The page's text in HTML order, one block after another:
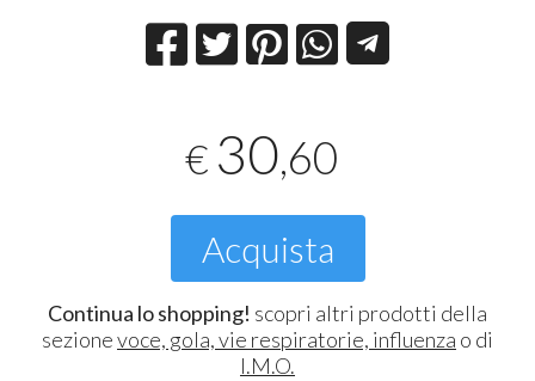
€ 30,60
Acquista
Continua lo shopping! scopri altri prodotti della
sezionevoce, gola, vie respiratorie, influenza o di
I.M.O.